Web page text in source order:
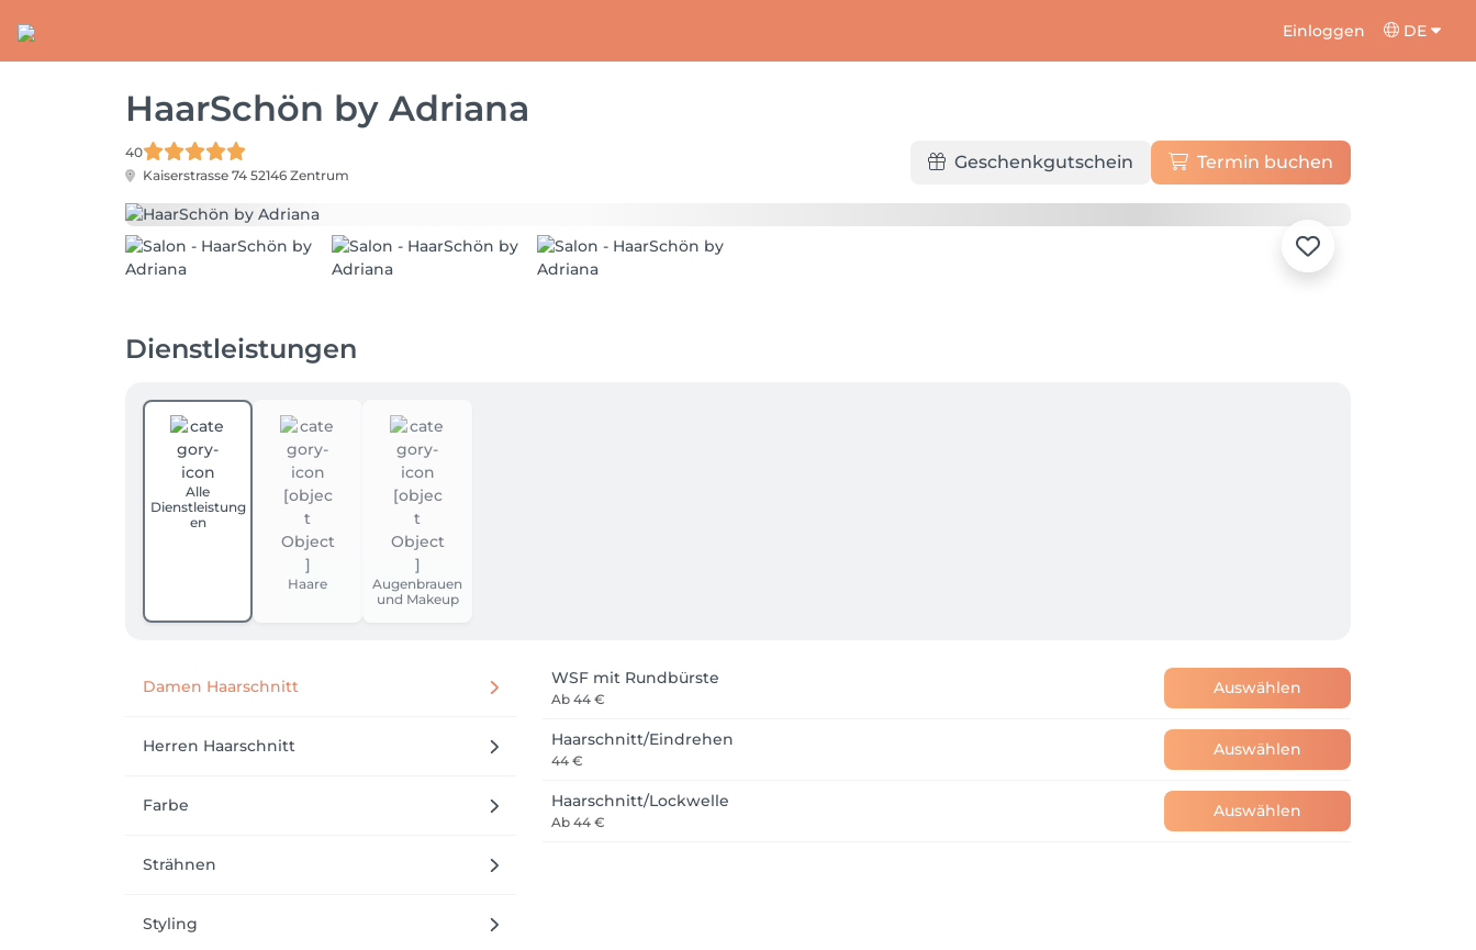
Einloggen DE
HaarSchön by Adriana
40
Kaiserstrasse 74 52146 Zentrum
Geschenkgutschein Termin buchen
Dienstleistungen
Alle
Dienstleistung
en
Haare
Augenbrauen
und Makeup
Damen Haarschnitt
Herren Haarschnitt
Farbe
Strähnen
Styling
WSF mit Rundbürste
Ab 44 €
Auswählen
Haarschnitt/Eindrehen
44 €
Auswählen
Haarschnitt/Lockwelle
Ab 44 €
Auswählen